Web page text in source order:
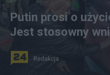
Putin prosi o
Jest stosowny
Redakcja